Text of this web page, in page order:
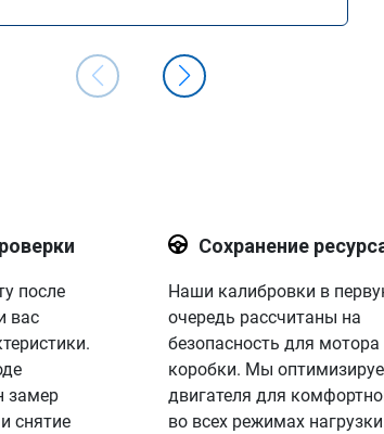
после
вас
замер
снятие
Сохранение
Наши калибровки в
очередь рассчитаны на
безопасность для мотора
коробки. Мы
двигателя для
во всех режимах